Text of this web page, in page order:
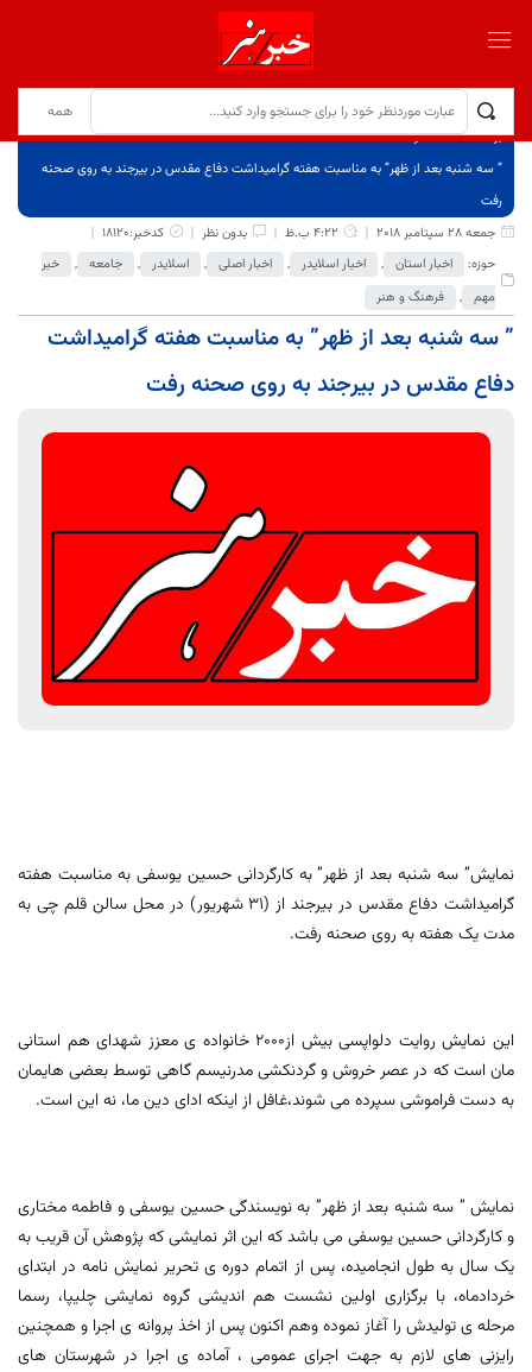
برگ نخست
نوشته‌ها
” سه شنبه بعد از ظهر” به مناسبت هفته گرامیداشت دفاع مقدس در بیرجند به روی صحنه
رفت
جمعه 28 سپتامبر 2018
4:22 ب.ظ بدون نظر
کدخبر:18120
حوزه:
اخبار استان , اخبار اسلایدر , اخبار اصلی , اسلایدر , جامعه ,
خبر
مهم , فرهنگ و هنر
” سه شنبه بعد از ظهر” به مناسبت هفته گرامیداشت
دفاع مقدس در بیرجند به روی صحنه رفت
نمایش” سه شنبه بعد از ظهر” به کارگردانی حسین یوسفی به مناسبت هفته
گرامیداشت دفاع مقدس در بیرجند از (۳۱ شهریور) در محل سالن قلم چی به
مدت یک هفته به روی صحنه رفت.
این نمایش روایت دلواپسی بیش از۲۰۰۰ خانواده ی معزز شهدای هم استانی
مان است که در عصر خروش و گردنکشی مدرنیسم گاهی توسط بعضی هایمان
به دست فراموشی سپرده می شوند،غافل از اینکه ادای دین ما، نه این است.
نمایش ” سه شنبه بعد از ظهر” به نویسندگی حسین یوسفی و فاطمه مختاری
و کارگردانی حسین یوسفی می باشد که این اثر نمایشی که پژوهش آن قریب به
یک سال به طول انجامیده، پس از اتمام دوره ی تحریر نمایش نامه در ابتدای
خردادماه، با برگزاری اولین نشست هم اندیشی گروه نمایشی چلیپا، رسما
مرحله ی تولیدش را آغاز نموده وهم اکنون پس از اخذ پروانه ی اجرا و همچنین
رایزنی های لازم به جهت اجرای عمومی ، آماده ی اجرا در شهرستان های